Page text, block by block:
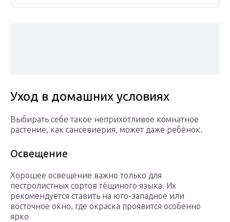
Уход в домашних условиях
Выбирать себе такое неприхотливое комнатное
растение, как сансевиерия, может даже ребёнок.
Освещение
Хорошее освещение важно только для
пестролистных сортов тёщиного языка. Их
рекомендуется ставить на юго-западное или
восточное окно, где окраска проявится особенно
ярко